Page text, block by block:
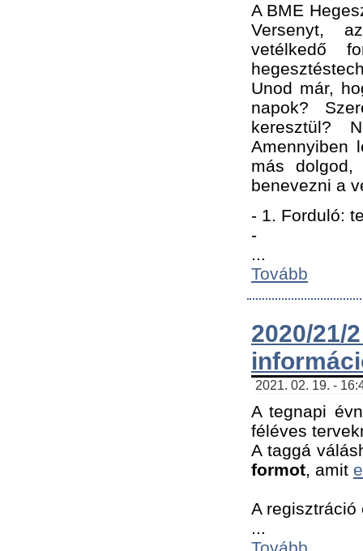
A BME
Versenyt,
vetélkedő
Unod már,
napok?
keresztül?
Amennyiben
más
benevezni a
- 1. Forduló:
-
...
Tovább
2020/
2021. 02. 19. -
A tegnapi
féléves
A taggá
formot, amit
A
...